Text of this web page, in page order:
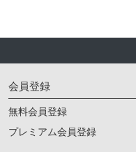
会員登録
無料会員登録
プレミアム会員登録